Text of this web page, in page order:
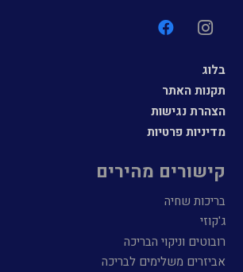
בלוג
תקנות האתר
הצהרת נגישות
מדיניות פרטיות
קישורים מהירים
בריכות שחיה
ג'קוזי
רובוטים וניקוי הבריכה
אביזרים משלימים לבריכה